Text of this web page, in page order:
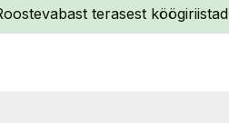
terasest köögiriistad